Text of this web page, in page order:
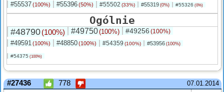
#55537(100%) #55396(50%) #55502 (33%) #55319 (0%) #55326 (0%)
Ogólnie
#48790(100%) #49750(100%) #49256 (100%)
#49591(100%) #48850(100%) #54359 (100%) #53956 (100%)
#54375 (100%)
07.01.2014
#27436 778